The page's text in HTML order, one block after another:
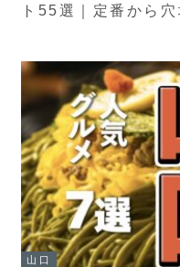
ト55選｜定番から
山口